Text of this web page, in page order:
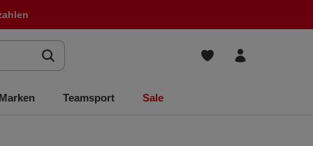
Marken Teamsport Sale